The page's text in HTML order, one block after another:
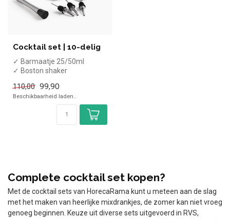
Cocktail set | 10-delig
✓ Barmaatje 25/50ml
✓ Boston shaker
✓ Muddler
✓ 3x Schenktuit...
110,00 99,90
Beschikbaarheid laden..
Complete cocktail set kopen?
Met de cocktail sets van HorecaRama kunt u meteen aan de slag
met het maken van heerlijke mixdrankjes, de zomer kan niet vroeg
genoeg beginnen. Keuze uit diverse sets uitgevoerd in RVS,